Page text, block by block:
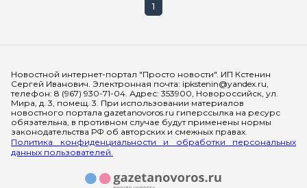
1
Новостной интернет-портал "Просто новости". ИП Кстенин
Сергей Иванович. Электронная почта: ipkstenin@yandex.ru,
телефон: 8 (967) 930-71-04. Адрес: 353900, Новороссийск, ул.
Мира, д. 3, помещ. 3. При использовании материалов
новостного портала gazetanovoros.ru гиперссылка на ресурс
обязательна, в противном случае будут применены нормы
законодательства РФ об авторских и смежных правах.
Политика конфиденциальности и обработки персональных
данных пользователей.